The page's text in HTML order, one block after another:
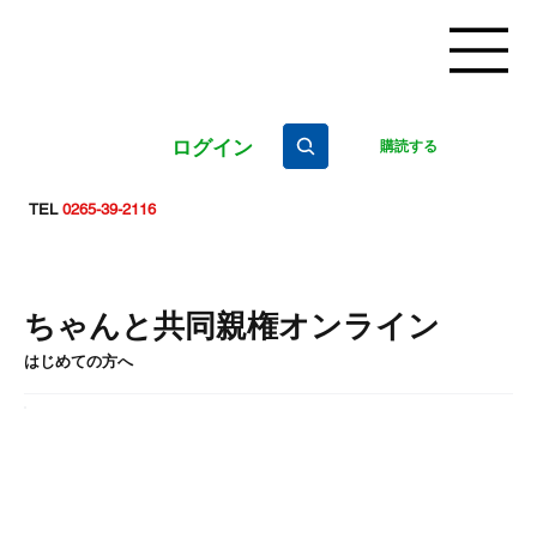
ログイン 購読する
TEL0265-39-2116
はじめての方へ
ちゃんと共同親権オンライン